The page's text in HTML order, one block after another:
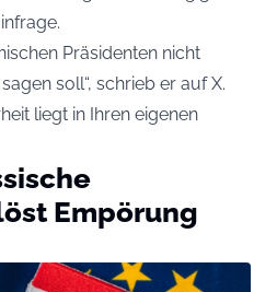
Präsidenten nicht
soll“, schrieb er auf X.
liegt in Ihren eigenen
Empörung